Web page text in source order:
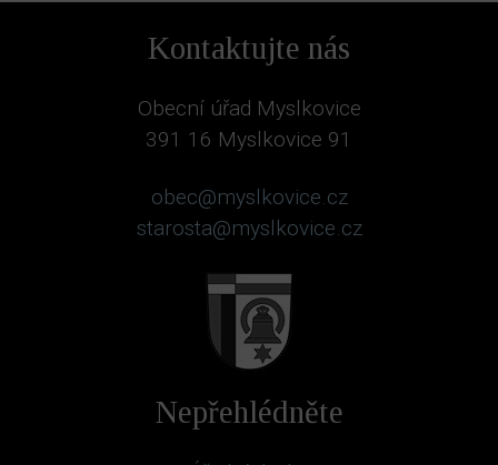
Kontaktujte nás
Obecní úřad Myslkovice
391 16 Myslkovice 91
obec@myslkovice.cz
starosta@myslkovice.cz
Nepřehlédněte